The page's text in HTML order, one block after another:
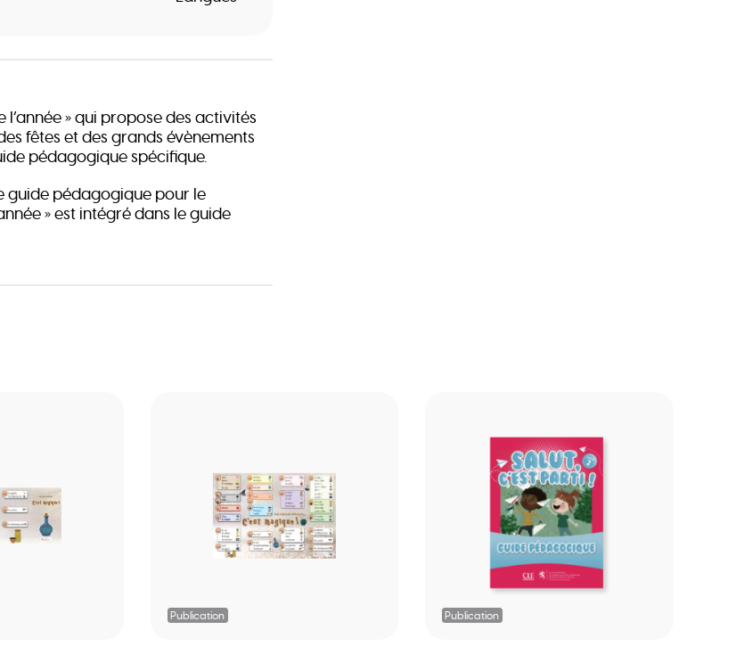
l’année » qui propose des activités
fêtes et des grands évènements
pédagogique spécifique.
guide pédagogique pour le
» est intégré dans le guide
Publication Publication